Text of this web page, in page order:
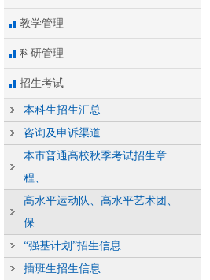
教学管理
科研管理
招生考试
本科生招生汇总
咨询及申诉渠道
本市普通高校秋季考试招生章
程、...
高水平运动队、高水平艺术团、
保...
“强基计划”招生信息
插班生招生信息